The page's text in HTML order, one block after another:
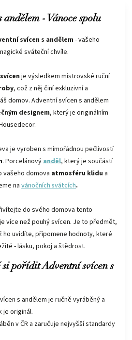
andělem - Vánoce spolu
svícen s andělem - vašeho
sváteční chvíle.
je výsledkem mistrovské ruční
, což z něj činí exkluzivní a
domov. Adventní svícen s andělem
designem, který je originálním
je vyroben s mimořádnou pečlivostí
. Porcelánový anděl, který je součástí
vašeho domova atmosféru klidu a
na vánočních svátcích.
do svého domova tento
více než pouhý svícen. Je to předmět,
ho uvidíte, připomene hodnoty, které
- lásku, pokoj a štědrost.
si pořídit Adventní svícen s
s andělem je ručně vyráběný a
je originál.
v ČR a zaručuje nejvyšší standardy